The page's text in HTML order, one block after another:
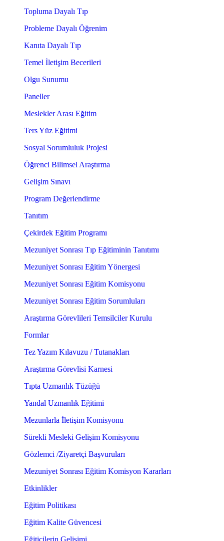
Topluma Dayalı Tıp
Probleme Dayalı Öğrenim
Kanıta Dayalı Tıp
Temel İletişim Becerileri
Olgu Sunumu
Paneller
Meslekler Arası Eğitim
Ters Yüz Eğitimi
Sosyal Sorumluluk Projesi
Öğrenci Bilimsel Araştırma
Gelişim Sınavı
Program Değerlendirme
Tanıtım
Çekirdek Eğitim Programı
Mezuniyet Sonrası Tıp Eğitiminin Tanıtımı
Mezuniyet Sonrası Eğitim Yönergesi
Mezuniyet Sonrası Eğitim Komisyonu
Mezuniyet Sonrası Eğitim Sorumluları
Araştırma Görevlileri Temsilciler Kurulu
Formlar
Tez Yazım Kılavuzu / Tutanakları
Araştırma Görevlisi Karnesi
Tıpta Uzmanlık Tüzüğü
Yandal Uzmanlık Eğitimi
Mezunlarla İletişim Komisyonu
Sürekli Mesleki Gelişim Komisyonu
Gözlemci /Ziyaretçi Başvuruları
Mezuniyet Sonrası Eğitim Komisyon Kararları
Etkinlikler
Eğitim Politikası
Eğitim Kalite Güvencesi